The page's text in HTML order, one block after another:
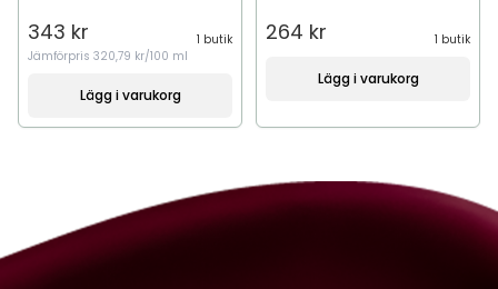
343 kr
1 butik
Jämförpris 320,79 kr/100 ml
Lägg i varukorg
264 kr 1 butik
Lägg i varukorg